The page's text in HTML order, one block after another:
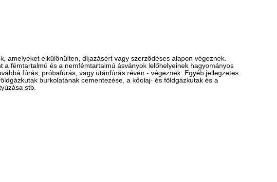
amelyeket elkülönülten, díjazásért vagy szerződéses alapon végeznek.
fémtartalmú és a nemfémtartalmú ásványok lelőhelyeinek hagyományos
fúrás, próbafúrás, vagy utánfúrás révén - végeznek. Egyéb jellegzetes
burkolatának cementezése, a kőolaj- és földgázkutak és a
stb.